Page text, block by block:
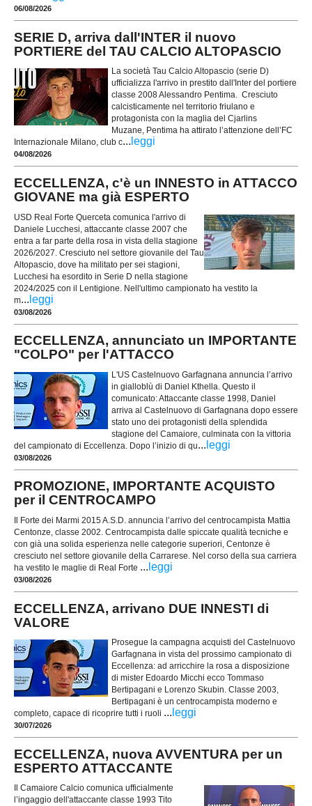
06/08/2026
SERIE D, arriva dall'INTER il nuovo
PORTIERE del TAU CALCIO ALTOPASCIO
La società Tau Calcio Altopascio (serie D)
ufficializza l'arrivo in prestito dall'Inter del portiere
classe 2008 Alessandro Pentima. Cresciuto
calcisticamente nel territorio friulano e
protagonista con la maglia del Cjarlins
Muzane, Pentima ha attirato l’attenzione dell’FC
Internazionale Milano, club c... leggi
04/08/2026
ECCELLENZA, c'è un INNESTO in ATTACCO
GIOVANE ma già ESPERTO
USD Real Forte Querceta comunica l'arrivo di
Daniele Lucchesi, attaccante classe 2007 che
entra a far parte della rosa in vista della stagione
2026/2027. Cresciuto nel settore giovanile del Tau
Altopascio, dove ha militato per sei stagioni,
Lucchesi ha esordito in Serie D nella stagione
2024/2025 con il Lentigione. Nell'ultimo campionato ha vestito la
m... leggi
03/08/2026
ECCELLENZA, annunciato un IMPORTANTE
"COLPO" per l'ATTACCO
L'US Castelnuovo Garfagnana annuncia l’arrivo
in gialloblù di Daniel Kthella. Questo il
comunicato: Attaccante classe 1998, Daniel
arriva al Castelnuovo di Garfagnana dopo essere
stato uno dei protagonisti della splendida
stagione del Camaiore, culminata con la vittoria
del campionato di Eccellenza. Dopo l’inizio di qu... leggi
03/08/2026
PROMOZIONE, IMPORTANTE ACQUISTO
per il CENTROCAMPO
Il Forte dei Marmi 2015 A.S.D. annuncia l’arrivo del centrocampista Mattia
Centonze, classe 2002. Centrocampista dalle spiccate qualità tecniche e
con già una solida esperienza nelle categorie superiori, Centonze è
cresciuto nel settore giovanile della Carrarese. Nel corso della sua carriera
ha vestito le maglie di Real Forte ... leggi
03/08/2026
ECCELLENZA, arrivano DUE INNESTI di
VALORE
Prosegue la campagna acquisti del Castelnuovo
Garfagnana in vista del prossimo campionato di
Eccellenza: ad arricchire la rosa a disposizione
di mister Edoardo Micchi ecco Tommaso
Bertipagani e Lorenzo Skubin. Classe 2003,
Bertipagani è un centrocampista moderno e
completo, capace di ricoprire tutti i ruoli ... leggi
30/07/2026
ECCELLENZA, nuova AVVENTURA per un
ESPERTO ATTACCANTE
Il Camaiore Calcio comunica ufficialmente
l’ingaggio dell'attaccante classe 1993 Tito